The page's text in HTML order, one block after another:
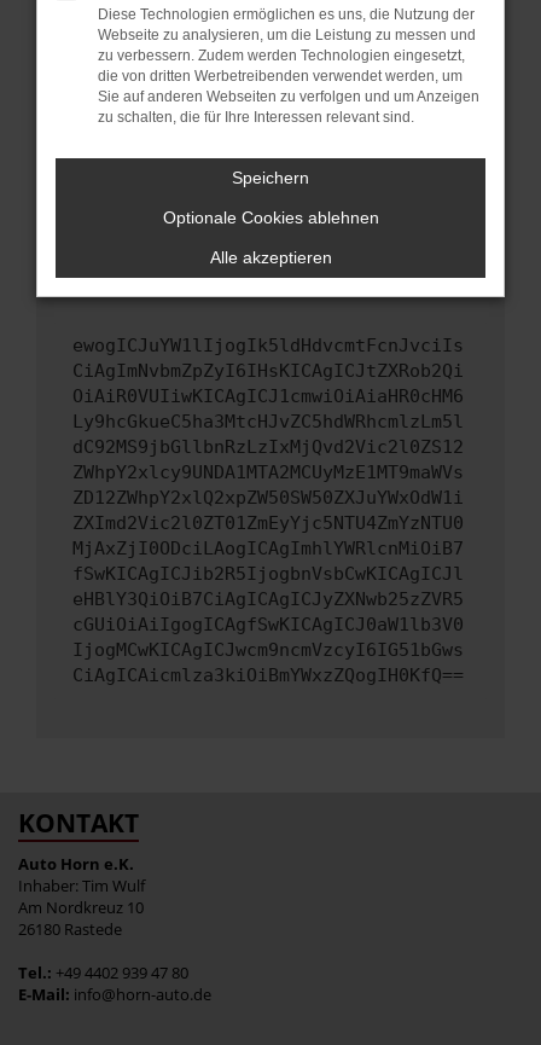
sind.
Veraltete Software birgt nicht nur ein
Sicherheitsrisiko, sondern kann auch dazu
führen, dass bestimmte Funktionen nicht mehr
unterstützt werden.
Wende dich an den Webseitenbetreiber.
Wenn du alle oben genannten Schritte versucht
hast, kontaktiere uns bitte. Wir werden
versuchen, das Problem zu beheben. Du kannst
uns diesen Text schicken, um uns bei der
ewogICJuYW1lIjogIk5ldHdvcmtFcnJvciIs
CiAgImNvbmZpZyI6IHsKICAgICJtZXRob2Qi
OiAiR0VUIiwKICAgICJ1cmwiOiAiaHR0cHM6
Ly9hcGkueC5ha3MtcHJvZC5hdWRhcmlzLm5l
dC92MS9jbGllbnRzLzIxMjQvd2Vic2l0ZS12
ZWhpY2xlcy9UNDA1MTA2MCUyMzE1MT9maWVs
ZD12ZWhpY2xlQ2xpZW50SW50ZXJuYWxOdW1i
ZXImd2Vic2l0ZT01ZmEyYjc5NTU4ZmYzNTU0
MjAxZjI0ODciLAogICAgImhlYWRlcnMiOiB7
fSwKICAgICJib2R5IjogbnVsbCwKICAgICJl
eHBlY3QiOiB7CiAgICAgICJyZXNwb25zZVR5
cGUiOiAiIgogICAgfSwKICAgICJ0aW1lb3V0
IjogMCwKICAgICJwcm9ncmVzcyI6IG51bGws
CiAgICAicmlza3kiOiBmYWxzZQogIH0KfQ==
KONTAKT
Auto Horn e.K.
Inhaber: Tim Wulf
Am Nordkreuz 10
26180 Rastede
Tel.: +49 4402 939 47 80
E-Mail: info@horn-auto.de
Diese Technologien ermöglichen es uns, die Nutzung der
Webseite zu analysieren, um die Leistung zu messen und
zu verbessern. Zudem werden Technologien eingesetzt,
die von dritten Werbetreibenden verwendet werden, um
Sie auf anderen Webseiten zu verfolgen und um Anzeigen
zu schalten, die für Ihre Interessen relevant sind.
Speichern
Optionale Cookies ablehnen
Alle akzeptieren